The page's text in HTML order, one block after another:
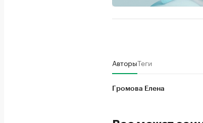
АвторыТеги
Громова Елена